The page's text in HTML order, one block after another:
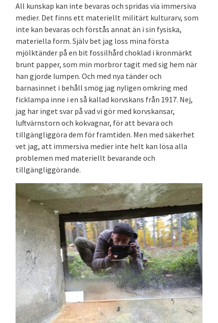
All kunskap kan inte bevaras och spridas via immersiva
medier. Det finns ett materiellt militärt kulturarv, som
inte kan bevaras och förstås annat än i sin fysiska,
materiella form. Själv bet jag loss mina första
mjölktänder på en bit fossilhård choklad i kronmärkt
brunt papper, som min morbror tagit med sig hem när
han gjorde lumpen. Och med nya tänder och
barnasinnet i behåll smög jag nyligen omkring med
ficklampa inne i en så kallad korvskans från 1917. Nej,
jag har inget svar på vad vi gör med korvskansar,
luftvärnstorn och kokvagnar, för att bevara och
tillgängliggöra dem för framtiden. Men med säkerhet
vet jag, att immersiva medier inte helt kan lösa alla
problemen med materiellt bevarande och
tillgängliggörande.